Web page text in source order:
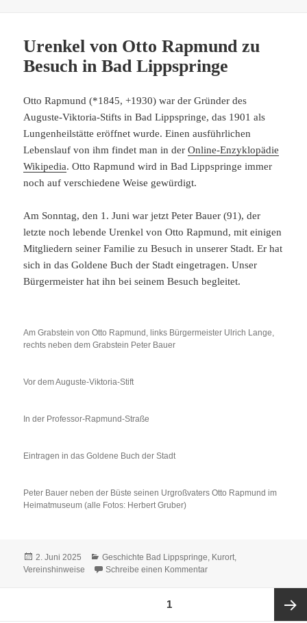
Urenkel von Otto Rapmund zu
Besuch in Bad Lippspringe
Otto Rapmund (*1845, +1930) war der Gründer des
Auguste-Viktoria-Stifts in Bad Lippspringe, das 1901 als
Lungenheilstätte eröffnet wurde. Einen ausführlichen
Lebenslauf von ihm findet man in derOnline-Enzyklopädie
Wikipedia. Otto Rapmund wird in Bad Lippspringe immer
noch auf verschiedene Weise gewürdigt.
Am Sonntag, den 1. Juni war jetzt Peter Bauer (91), der
letzte noch lebende Urenkel von Otto Rapmund, mit einigen
Mitgliedern seiner Familie zu Besuch in unserer Stadt. Er hat
sich in das Goldene Buch der Stadt eingetragen. Unser
Bürgermeister hat ihn bei seinem Besuch begleitet.
Am Grabstein von Otto Rapmund, links Bürgermeister Ulrich Lange,
rechts neben dem Grabstein Peter Bauer
Vor dem Auguste-Viktoria-Stift
In der Professor-Rapmund-Straße
Eintragen in das Goldene Buch der Stadt
Peter Bauer neben der Büste seinen Urgroßvaters Otto Rapmund im
Heimatmuseum (alle Fotos: Herbert Gruber)
Veröffentlicht
am
2. Juni 2025 Kategorien
Geschichte Bad Lippspringe, Kurort,
Vereinshinweise
Schreibe einen Kommentarzu Urenkel von Otto
1